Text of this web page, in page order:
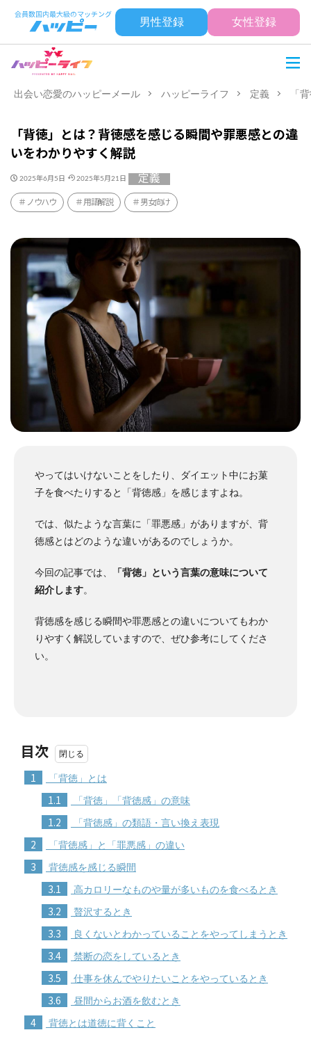
男性登録 女性登録
出会い恋愛のハッピーメール ハッピーライフ 定義 「
「背徳」とは？背徳感を感じる瞬間や罪悪感との違
いをわかりやすく解説
2025年6月5日 2025年5月21日 定義
ノウハウ 用語解説 男女向け
やってはいけないことをしたり、ダイエット中にお菓
子を食べたりすると「背徳感」を感じますよね。
では、似たような言葉に「罪悪感」がありますが、背
徳感とはどのような違いがあるのでしょうか。
今回の記事では、
「背徳」という言葉の意味について
紹介します。
背徳感を感じる瞬間や罪悪感との違いについてもわか
りやすく解説していますので、ぜひ参考にしてくださ
い。
目次
1 「背徳」とは
1.1 「背徳」「背徳感」の意味
1.2 「背徳感」の類語・言い換え表現
2 「背徳感」と「罪悪感」の違い
3 背徳感を感じる瞬間
3.1 高カロリーなものや量が多いものを食べるとき
3.2 贅沢するとき
3.3 良くないとわかっていることをやってしまうとき
3.4 禁断の恋をしているとき
3.5 仕事を休んでやりたいことをやっているとき
3.6 昼間からお酒を飲むとき
4 背徳とは道徳に背くこと